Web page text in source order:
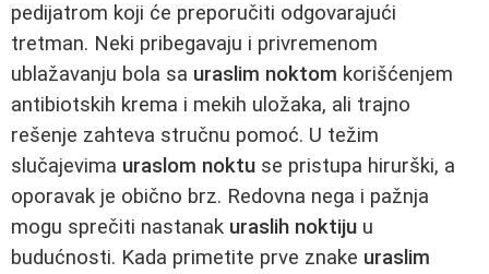
pedijatrom koji će preporučiti odgovarajući
tretman. Neki pribegavaju i privremenom
ublažavanju bola sa uraslim noktom korišćenjem
antibiotskih krema i mekih uložaka, ali trajno
rešenje zahteva stručnu pomoć. U težim
slučajevima uraslom noktu se pristupa hirurški, a
oporavak je obično brz. Redovna nega i pažnja
mogu sprečiti nastanak uraslih noktiju u
budućnosti. Kada primetite prve znake uraslim